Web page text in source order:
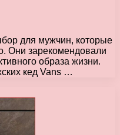
для мужчин, которые
Они зарекомендовали
образа жизни.
кед Vans …